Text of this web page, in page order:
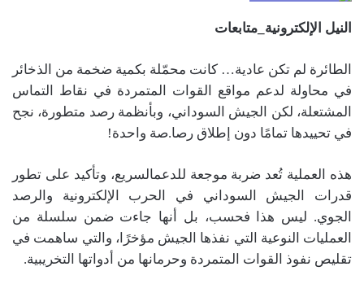
النيل الإلكترونية_متابعات
الطائرة لم تكن عادية… كانت محمّلة بكمية ضخمة من الذخائر
في محاولة لدعم مواقع القوات المتمردة في نقاط التماس
المشتعلة، لكن الجيش السوداني، وبأنظمة رصد متطورة، نجح
في تحييدها تمامًا دون إطلاق رصا.صة واحدة!
هذه العملية تُعد ضربة موجعة للدعمالسريع، وتأكيد على تطور
قدرات الجيش السوداني في الحرب الإلكترونية والرصد
الجوي. ليس هذا فحسب، بل أنها جاءت ضمن سلسلة من
العمليات النوعية التي نفذها الجيش مؤخرًا، والتي ساهمت في
تقليص نفوذ القوات المتمردة وحرمانها من أدواتها التخريبية.